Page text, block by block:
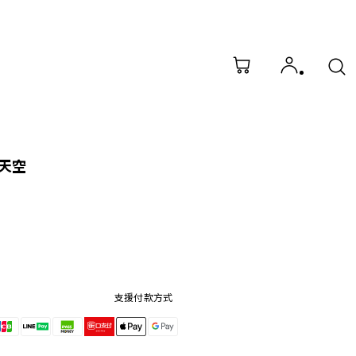
空
支援付款方式